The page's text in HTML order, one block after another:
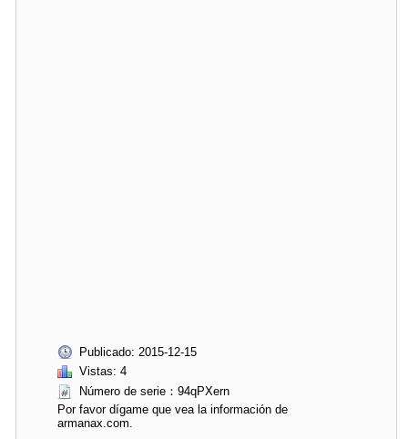
Publicado: 2015-12-15
Vistas: 4
Número de serie：94qPXern
Por favor dígame que vea la información de
armanax.com.